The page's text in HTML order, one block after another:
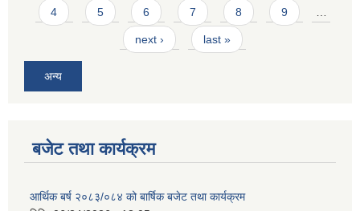
4 5 6 7 8 9
next › last »
अन्य
बजेट तथा कार्यक्रम
आर्थिक बर्ष २०८३/०८४ को बार्षिक बजेट तथा कार्यक्रम